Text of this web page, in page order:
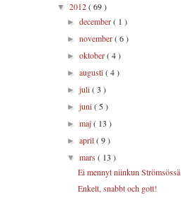
▼ 2012( 69 )
►december( 1 )
►november( 6 )
►oktober( 4 )
►augusti( 4 )
►juli( 3 )
►juni( 5 )
►maj( 13 )
►april( 9 )
▼mars( 13 )
Ei mennyt niinkun Strömsössä
Enkelt, snabbt och gott!